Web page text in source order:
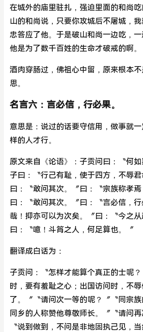
在城外的庙里驻扎，强迫里面的和尚
山的和尚说，只要你攻城后不屠城，
忠答应了他。于是破山和尚一边吃，一
他是为了数千百姓的生命才破戒的啊。
酒肉穿肠过，佛祖心中留，原来根本
思。
名言六：言必信，行必果。
意思是：说过的话要守信用，做事就
样的人才行。
原文来自《论语》：子贡问曰：〝何
子曰：〝行己有耻，使于四方，不辱
曰：〝敢问其次。〞曰：〝宗族称孝
曰：〝敢问其次。〞曰：〝言必信，
哉！抑亦可以为次矣。〞曰：〝今之
曰：〝噫！斗筲之人，何足算也。〞
翻译成白话为：
子贡问：〝怎样才能算个真正的士呢
时，要有羞耻之心；出国访问时，不
了。〞〝请问次一等的呢？〞〝同宗族
同乡的人称赞他尊敬师长。〞〝请问
〝说到做到，不问是非地固执己见，